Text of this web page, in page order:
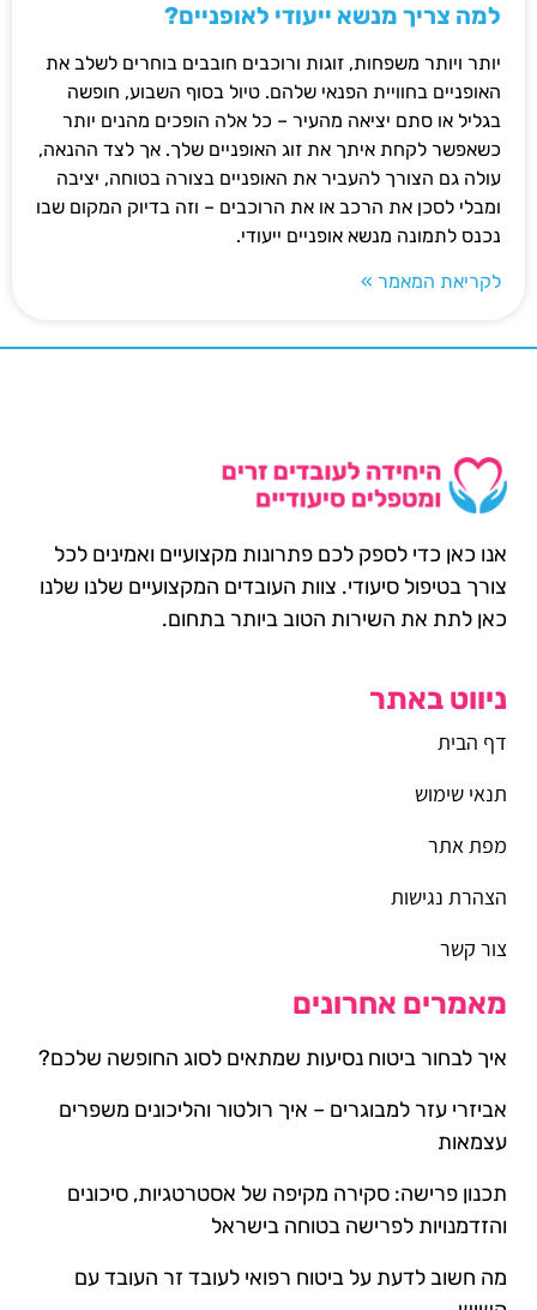
למה צריך מנשא ייעודי לאופניים?
יותר ויותר משפחות, זוגות ורוכבים חובבים בוחרים לשלב את
האופניים בחוויית הפנאי שלהם. טיול בסוף השבוע, חופשה
בגליל או סתם יציאה מהעיר – כל אלה הופכים מהנים יותר
כשאפשר לקחת איתך את זוג האופניים שלך. אך לצד ההנאה,
עולה גם הצורך להעביר את האופניים בצורה בטוחה, יציבה
ומבלי לסכן את הרכב או את הרוכבים – וזה בדיוק המקום שבו
נכנס לתמונה מנשא אופניים ייעודי.
לקריאת המאמר »
אנו כאן כדי לספק לכם פתרונות מקצועיים ואמינים לכל
צורך בטיפול סיעודי. צוות העובדים המקצועיים שלנו שלנו
כאן לתת את השירות הטוב ביותר בתחום.
ניווט באתר
דף הבית
תנאי שימוש
מפת אתר
הצהרת נגישות
צור קשר
מאמרים אחרונים
איך לבחור ביטוח נסיעות שמתאים לסוג החופשה שלכם?
אביזרי עזר למבוגרים – איך רולטור והליכונים משפרים
עצמאות
תכנון פרישה: סקירה מקיפה של אסטרטגיות, סיכונים
והזדמנויות לפרישה בטוחה בישראל
מה חשוב לדעת על ביטוח רפואי לעובד זר העובד עם